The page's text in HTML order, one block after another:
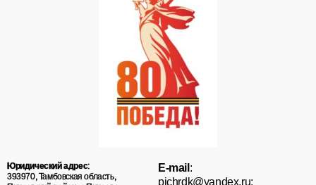
Юридический адрес:
393970, Тамбовская область,
E-mail :
pichrdk@yаndex.ru;